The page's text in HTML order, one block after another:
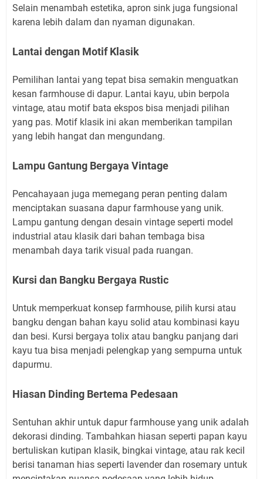
Selain menambah estetika, apron sink juga fungsional
karena lebih dalam dan nyaman digunakan.
Lantai dengan Motif Klasik
Pemilihan lantai yang tepat bisa semakin menguatkan
kesan farmhouse di dapur. Lantai kayu, ubin berpola
vintage, atau motif bata ekspos bisa menjadi pilihan
yang pas. Motif klasik ini akan memberikan tampilan
yang lebih hangat dan mengundang.
Lampu Gantung Bergaya Vintage
Pencahayaan juga memegang peran penting dalam
menciptakan suasana dapur farmhouse yang unik.
Lampu gantung dengan desain vintage seperti model
industrial atau klasik dari bahan tembaga bisa
menambah daya tarik visual pada ruangan.
Kursi dan Bangku Bergaya Rustic
Untuk memperkuat konsep farmhouse, pilih kursi atau
bangku dengan bahan kayu solid atau kombinasi kayu
dan besi. Kursi bergaya tolix atau bangku panjang dari
kayu tua bisa menjadi pelengkap yang sempurna untuk
dapurmu.
Hiasan Dinding Bertema Pedesaan
Sentuhan akhir untuk dapur farmhouse yang unik adalah
dekorasi dinding. Tambahkan hiasan seperti papan kayu
bertuliskan kutipan klasik, bingkai vintage, atau rak kecil
berisi tanaman hias seperti lavender dan rosemary untuk